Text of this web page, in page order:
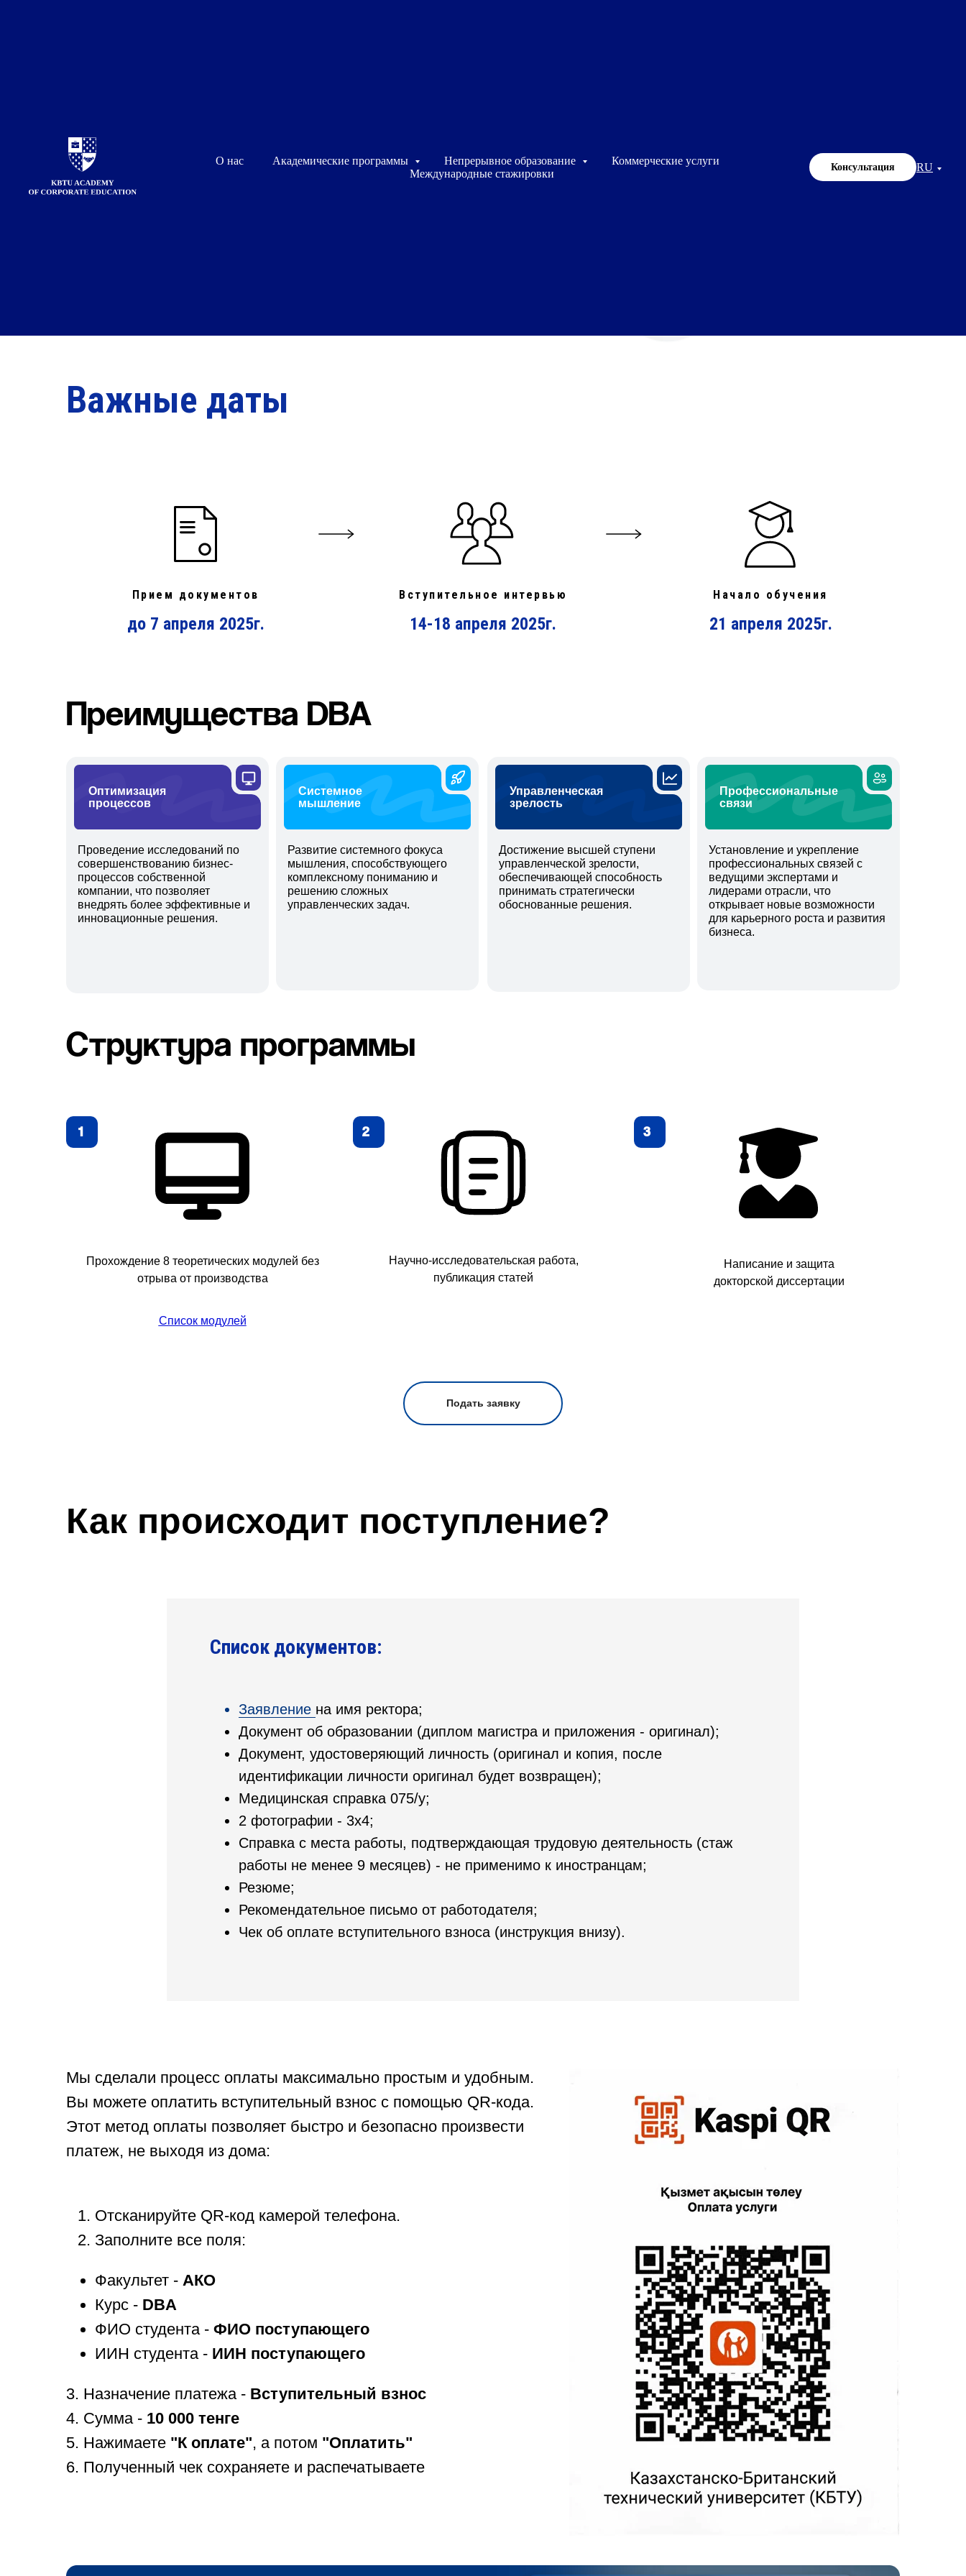
О нас Академические программы Непрерывное образование
Коммерческие услуги
Международные стажировки
Консультация RU
Доктор делового
администрирования
Важные даты
Прием документов
до 7 апреля 2025г.
Вступительное интервью
14-18 апреля 2025г.
Начало обучения
21 апреля 2025г.
Преимущества DBA
Достижение высшей ступени
управленческой зрелости,
обеспечивающей способность
принимать стратегически
обоснованные решения.
Управленческая
зрелость
Развитие системного фокуса
мышления, способствующего
комплексному пониманию и
решению сложных
управленческих задач.
Системное
мышление
Установление и укрепление
профессиональных связей с
ведущими экспертами и
лидерами отрасли, что
открывает новые возможности
для карьерного роста и развития
бизнеса.
Профессиональные
связи
Оптимизация
процессов
Проведение исследований по
совершенствованию бизнес-
процессов собственной
компании, что позволяет
внедрять более эффективные и
инновационные решения.
Структура программы
Подать заявку
1 2 3
Научно-исследовательская работа,
публикация статей
Написание и защита
докторской диссертации
Прохождение 8 теоретических модулей без
отрыва от производства
Список модулей
Как происходит поступление?
Список документов:
Заявление на имя ректора;
Документ об образовании (диплом магистра и приложения - оригинал);
Документ, удостоверяющий личность (оригинал и копия, после
идентификации личности оригинал будет возвращен);
Медицинская справка 075/у;
2 фотографии - 3x4;
Справка с места работы, подтверждающая трудовую деятельность (стаж
работы не менее 9 месяцев) - не применимо к иностранцам;
Резюме;
Рекомендательное письмо от работодателя;
Чек об оплате вступительного взноса (инструкция внизу).
Мы сделали процесс оплаты максимально простым и удобным.
Вы можете оплатить вступительный взнос с помощью QR-кода.
Этот метод оплаты позволяет быстро и безопасно произвести
платеж, не выходя из дома:
Отсканируйте QR-код камерой телефона.
Заполните все поля:
Факультет - АКО
Курс - DBA
ФИО студента - ФИО поступающего
ИИН студента - ИИН поступающего
3. Назначение платежа - Вступительный взнос
4. Сумма - 10 000 тенге
5. Нажимаете "К оплате", а потом "Оплатить"
6. Полученный чек сохраняете и распечатываете